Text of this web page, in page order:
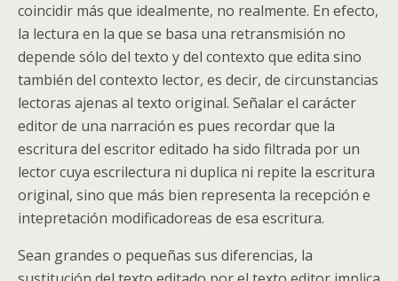
coincidir más que idealmente, no realmente. En efecto,
la lectura en la que se basa una retransmisión no
depende sólo del texto y del contexto que edita sino
también del contexto lector, es decir, de circunstancias
lectoras ajenas al texto original. Señalar el carácter
editor de una narración es pues recordar que la
escritura del escritor editado ha sido filtrada por un
lector cuya escrilectura ni duplica ni repite la escritura
original, sino que más bien representa la recepción e
intepretación modificadoreas de esa escritura.
Sean grandes o pequeñas sus diferencias, la